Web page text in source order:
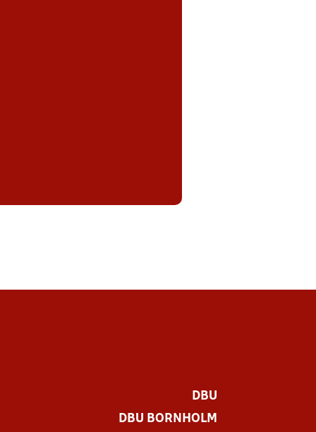
DBU
DBU BORNHOLM